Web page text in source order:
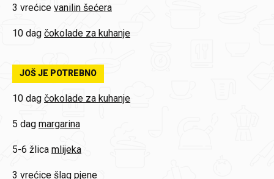
3 vrećice vanilin šećera
10 dag čokolade za kuhanje
JOŠ JE POTREBNO
10 dag čokolade za kuhanje
5 dag margarina
5-6 žlica mlijeka
3 vrećice šlag pjene